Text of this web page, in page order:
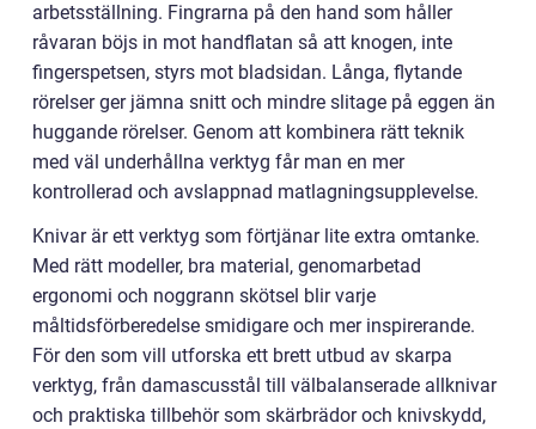
arbetsställning. Fingrarna på den hand som håller
råvaran böjs in mot handflatan så att knogen, inte
fingerspetsen, styrs mot bladsidan. Långa, flytande
rörelser ger jämna snitt och mindre slitage på eggen än
huggande rörelser. Genom att kombinera rätt teknik
med väl underhållna verktyg får man en mer
kontrollerad och avslappnad matlagningsupplevelse.
Knivar är ett verktyg som förtjänar lite extra omtanke.
Med rätt modeller, bra material, genomarbetad
ergonomi och noggrann skötsel blir varje
måltidsförberedelse smidigare och mer inspirerande.
För den som vill utforska ett brett utbud av skarpa
verktyg, från damascusstål till välbalanserade allknivar
och praktiska tillbehör som skärbrädor och knivskydd,